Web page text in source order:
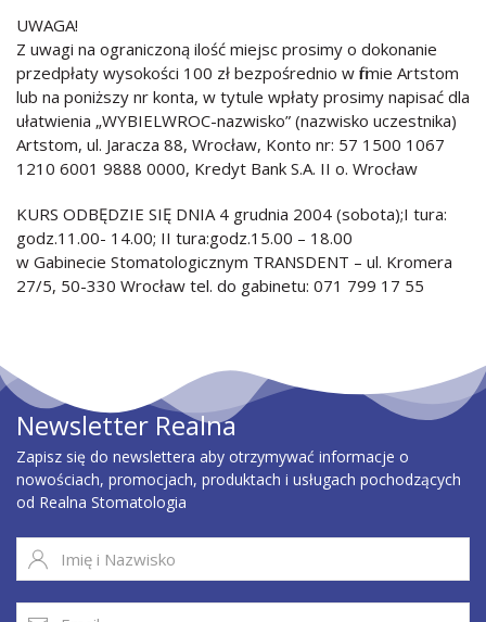
UWAGA!
Z uwagi na ograniczoną ilość miejsc prosimy o dokonanie
przedpłaty wysokości 100 zł bezpośrednio w firmie Artstom
lub na poniższy nr konta, w tytule wpłaty prosimy napisać dla
ułatwienia „WYBIELWROC-nazwisko” (nazwisko uczestnika)
Artstom, ul. Jaracza 88, Wrocław, Konto nr: 57 1500 1067
1210 6001 9888 0000, Kredyt Bank S.A. II o. Wrocław
KURS ODBĘDZIE SIĘ DNIA 4 grudnia 2004 (sobota);I tura:
godz.11.00- 14.00; II tura:godz.15.00 – 18.00
w Gabinecie Stomatologicznym TRANSDENT – ul. Kromera
27/5, 50-330 Wrocław tel. do gabinetu: 071 799 17 55
Newsletter Realna
Zapisz się do newslettera aby otrzymywać informacje o
nowościach, promocjach, produktach i usługach pochodzących
od Realna Stomatologia